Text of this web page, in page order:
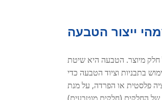
חלק מיוצר. הטבעה היא שיטת
בתבניות וציוד הטבעה כדי
פלסטית או הפרדה, על מנת